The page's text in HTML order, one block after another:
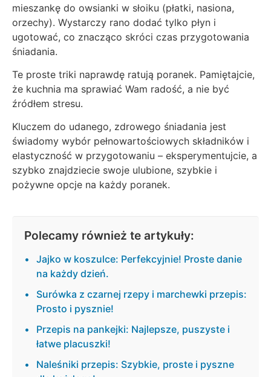
mieszankę do owsianki w słoiku (płatki, nasiona,
orzechy). Wystarczy rano dodać tylko płyn i
ugotować, co znacząco skróci czas przygotowania
śniadania.
Te proste triki naprawdę ratują poranek. Pamiętajcie,
że kuchnia ma sprawiać Wam radość, a nie być
źródłem stresu.
Kluczem do udanego, zdrowego śniadania jest
świadomy wybór pełnowartościowych składników i
elastyczność w przygotowaniu – eksperymentujcie, a
szybko znajdziecie swoje ulubione, szybkie i
pożywne opcje na każdy poranek.
Polecamy również te artykuły:
Jajko w koszulce: Perfekcyjnie! Proste danie
na każdy dzień.
Surówka z czarnej rzepy i marchewki przepis:
Prosto i pysznie!
Przepis na pankejki: Najlepsze, puszyste i
łatwe placuszki!
Naleśniki przepis: Szybkie, proste i pyszne